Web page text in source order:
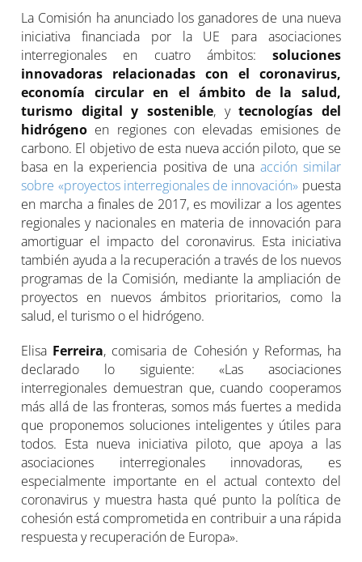
La Comisión ha anunciado los ganadores de una nueva
iniciativa financiada por la UE para asociaciones
interregionales en cuatro ámbitos: soluciones
innovadoras relacionadas con el coronavirus,
economía circular en el ámbito de la salud,
turismo digital y sostenible, ytecnologías del
hidrógeno en regiones con elevadas emisiones de
carbono. El objetivo de esta nueva acción piloto, que se
basa en la experiencia positiva de una acción similar
sobre «proyectos interregionales de innovación» puesta
en marcha a finales de 2017, es movilizar a los agentes
regionales y nacionales en materia de innovación para
amortiguar el impacto del coronavirus. Esta iniciativa
también ayuda a la recuperación a través de los nuevos
programas de la Comisión, mediante la ampliación de
proyectos en nuevos ámbitos prioritarios, como la
salud, el turismo o el hidrógeno.
Elisa Ferreira, comisaria de Cohesión y Reformas, ha
declarado lo siguiente: «Las asociaciones
interregionales demuestran que, cuando cooperamos
más allá de las fronteras, somos más fuertes a medida
que proponemos soluciones inteligentes y útiles para
todos. Esta nueva iniciativa piloto, que apoya a las
asociaciones interregionales innovadoras, es
especialmente importante en el actual contexto del
coronavirus y muestra hasta qué punto la política de
cohesión está comprometida en contribuir a una rápida
respuesta y recuperación de Europa».